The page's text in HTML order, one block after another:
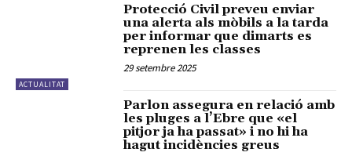
ACTUALITAT
Protecció Civil preveu enviar
una alerta als mòbils a la tarda
per informar que dimarts es
reprenen les classes
29 setembre 2025
Parlon assegura en relació amb
les pluges a l’Ebre que «el
pitjor ja ha passat» i no hi ha
hagut incidències greus